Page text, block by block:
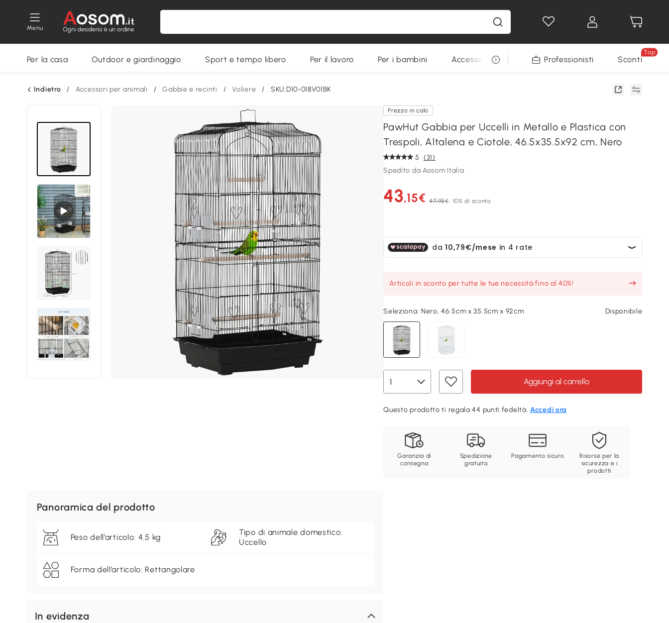
Menu
Per la casa Outdoor e giardinaggio Sport e tempo libero Per il lavoro Per i bambini Accessori per animali Professionisti Sconti
Top
Indietro / Accessori per animali / Gabbie e recinti / Voliere / SKU:D10-018V01BK
Prezzo in calo
PawHut Gabbia per Uccelli in Metallo e Plastica con
Trespoli, Altalena e Ciotole, 46.5x35.5x92 cm, Nero
5 (31)
Spedito da Aosom Italia
43,15€ 47,95€ 10% di sconto
Articoli in sconto per tutte le tue necessità fino al 40%!
Seleziona: Nero, 46.5cm x 35.5cm x 92cm Disponibile
Aggiungi al carrello
Questo prodotto ti regala 44 punti fedeltà.Accedi ora
Garanzia di
consegna
Spedizione
gratuita
Pagamento sicuro
Risorse per la
sicurezza e i
prodotti
Panoramica del prodotto
Peso dell’articolo: 4.5 kg
Tipo di animale domestico:
Uccello
Forma dell’articolo: Rettangolare
In evidenza